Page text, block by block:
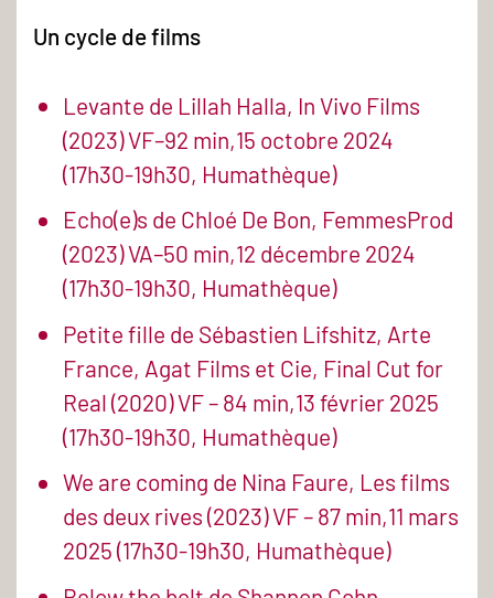
Un cycle de films
Levante de Lillah Halla, In Vivo Films
(2023) VF–92 min,15 octobre 2024
(17h30-19h30, Humathèque)
Echo(e)s de Chloé De Bon, FemmesProd
(2023) VA–50 min,12 décembre 2024
(17h30-19h30, Humathèque)
Petite fille de Sébastien Lifshitz, Arte
France, Agat Films et Cie, Final Cut for
Real (2020) VF – 84 min,13 février 2025
(17h30-19h30, Humathèque)
We are coming de Nina Faure, Les films
des deux rives (2023) VF – 87 min,11 mars
2025 (17h30-19h30, Humathèque)